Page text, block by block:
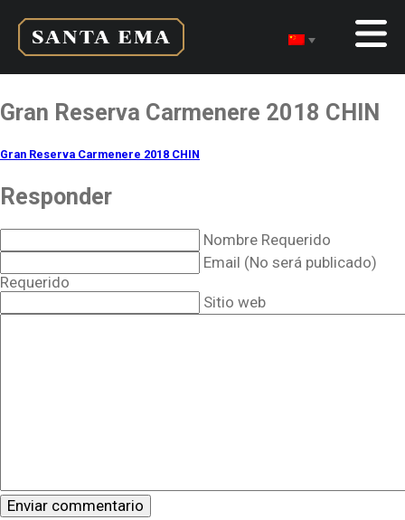
Gran Reserva Carmenere 2018 CHIN
Gran Reserva Carmenere 2018 CHIN
Responder
Nombre Requerido
Email (No será publicado)
Requerido
Sitio web